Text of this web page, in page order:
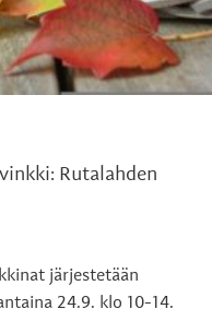
Rutalahden
järjestetään
24.9. klo 10-14.